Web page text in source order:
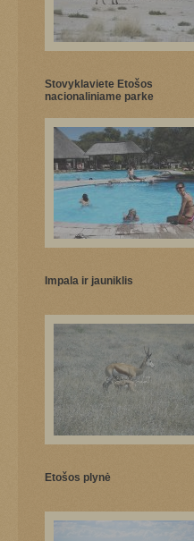
Stovyklaviete Etošos
nacionaliniame parke
Impala ir jauniklis
Etošos plynė